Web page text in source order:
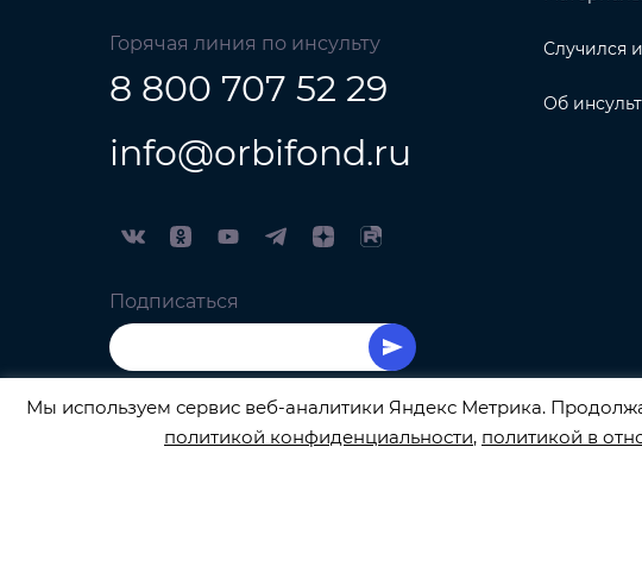
Горячая линия по инсульту
8 800 707 52 29
info@orbifond.ru
Подписаться
Случился
Об
ОФИЦИАЛЬНЫЙ ОПЕРАТОР ОБРАБОТКИ ПЕРСОНАЛЬНЫХ
Мы используем сервис веб-аналитики Яндекс Метрика.
политикой конфиденциальности, политикой в